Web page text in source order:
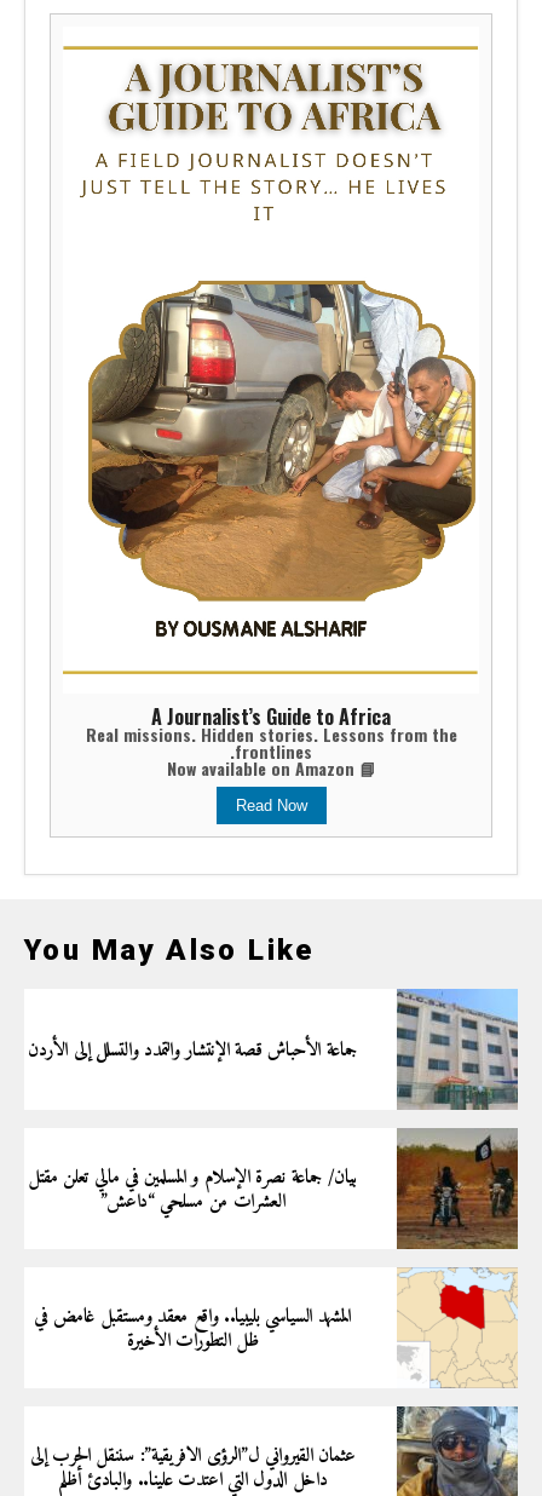
A Journalist’s Guide to Africa
Real missions. Hidden stories. Lessons from the
frontlines.
📘 Now available on Amazon
Read Now
You May Also Like
جماعة الأحباش قصة الإنتشار والتمدد والتسلل إلى الأردن
بيان/ جماعة نصرة الإسلام و المسلمين في مالي تعلن مقتل
العشرات من مسلحي “داعش”
المشهد السياسي بليبيا.. واقع معقد ومستقبل غامض في
ظل التطورات الأخيرة
عثمان القيرواني ل”الرؤى الافريقية”: سننقل الحرب إلى
داخل الدول التي اعتدت علينا.. والبادئ أظلم